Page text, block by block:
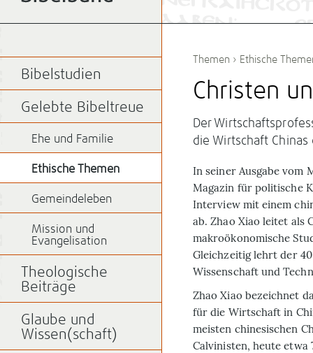
Themen › Ethische
Christen
Der
die Wirtschaft
In seiner Ausgabe vom
Magazin für politische
Interview mit einem
ab. Zhao Xiao leitet als
makroökonomische
Gleichzeitig lehrt der
Wissenschaft und
Zhao Xiao bezeichnet
für die Wirtschaft in
meisten chinesischen
Calvinisten, heute etwa
Bibelstudien
Gelebte Bibeltreue
Ehe und Familie
Ethische Themen
Gemeindeleben
Mission und
Evangelisation
Theologische
Beiträge
Glaube und
Wissen(schaft)